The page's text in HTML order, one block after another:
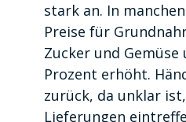
stark an. In
Preise für
Zucker und Gemüse
Prozent erhöht.
zurück, da unklar
Lieferungen